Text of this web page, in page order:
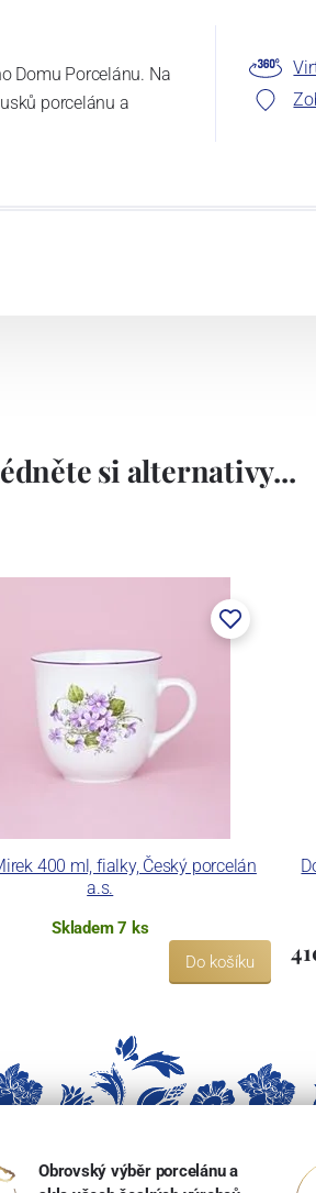
Domu Porcelánu. Na
porcelánu a
si alternativy...
400 ml, fialky, Český porcelán
a.s.
Skladem 7 ks
Do košíku
Obrovský výběr porcelánu a